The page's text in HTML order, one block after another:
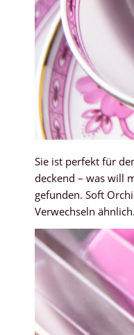
Sie ist perfekt für
deckend – was will
gefunden. Soft
Verwechseln ähnlich.